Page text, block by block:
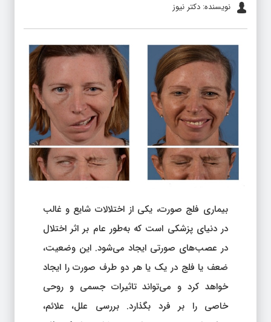
نویسنده: دکتر نیوز
بیماری فلج صورت، یکی از اختلالات شایع و غالب
در دنیای پزشکی است که به‌طور عام بر اثر اختلال
در عصب‌های صورتی ایجاد می‌شود. این وضعیت،
ضعف یا فلج در یک یا هر دو طرف صورت را ایجاد
خواهد کرد و می‌تواند تاثیرات جسمی و روحی
خاصی را بر فرد بگذارد. بررسی علل، علائم،